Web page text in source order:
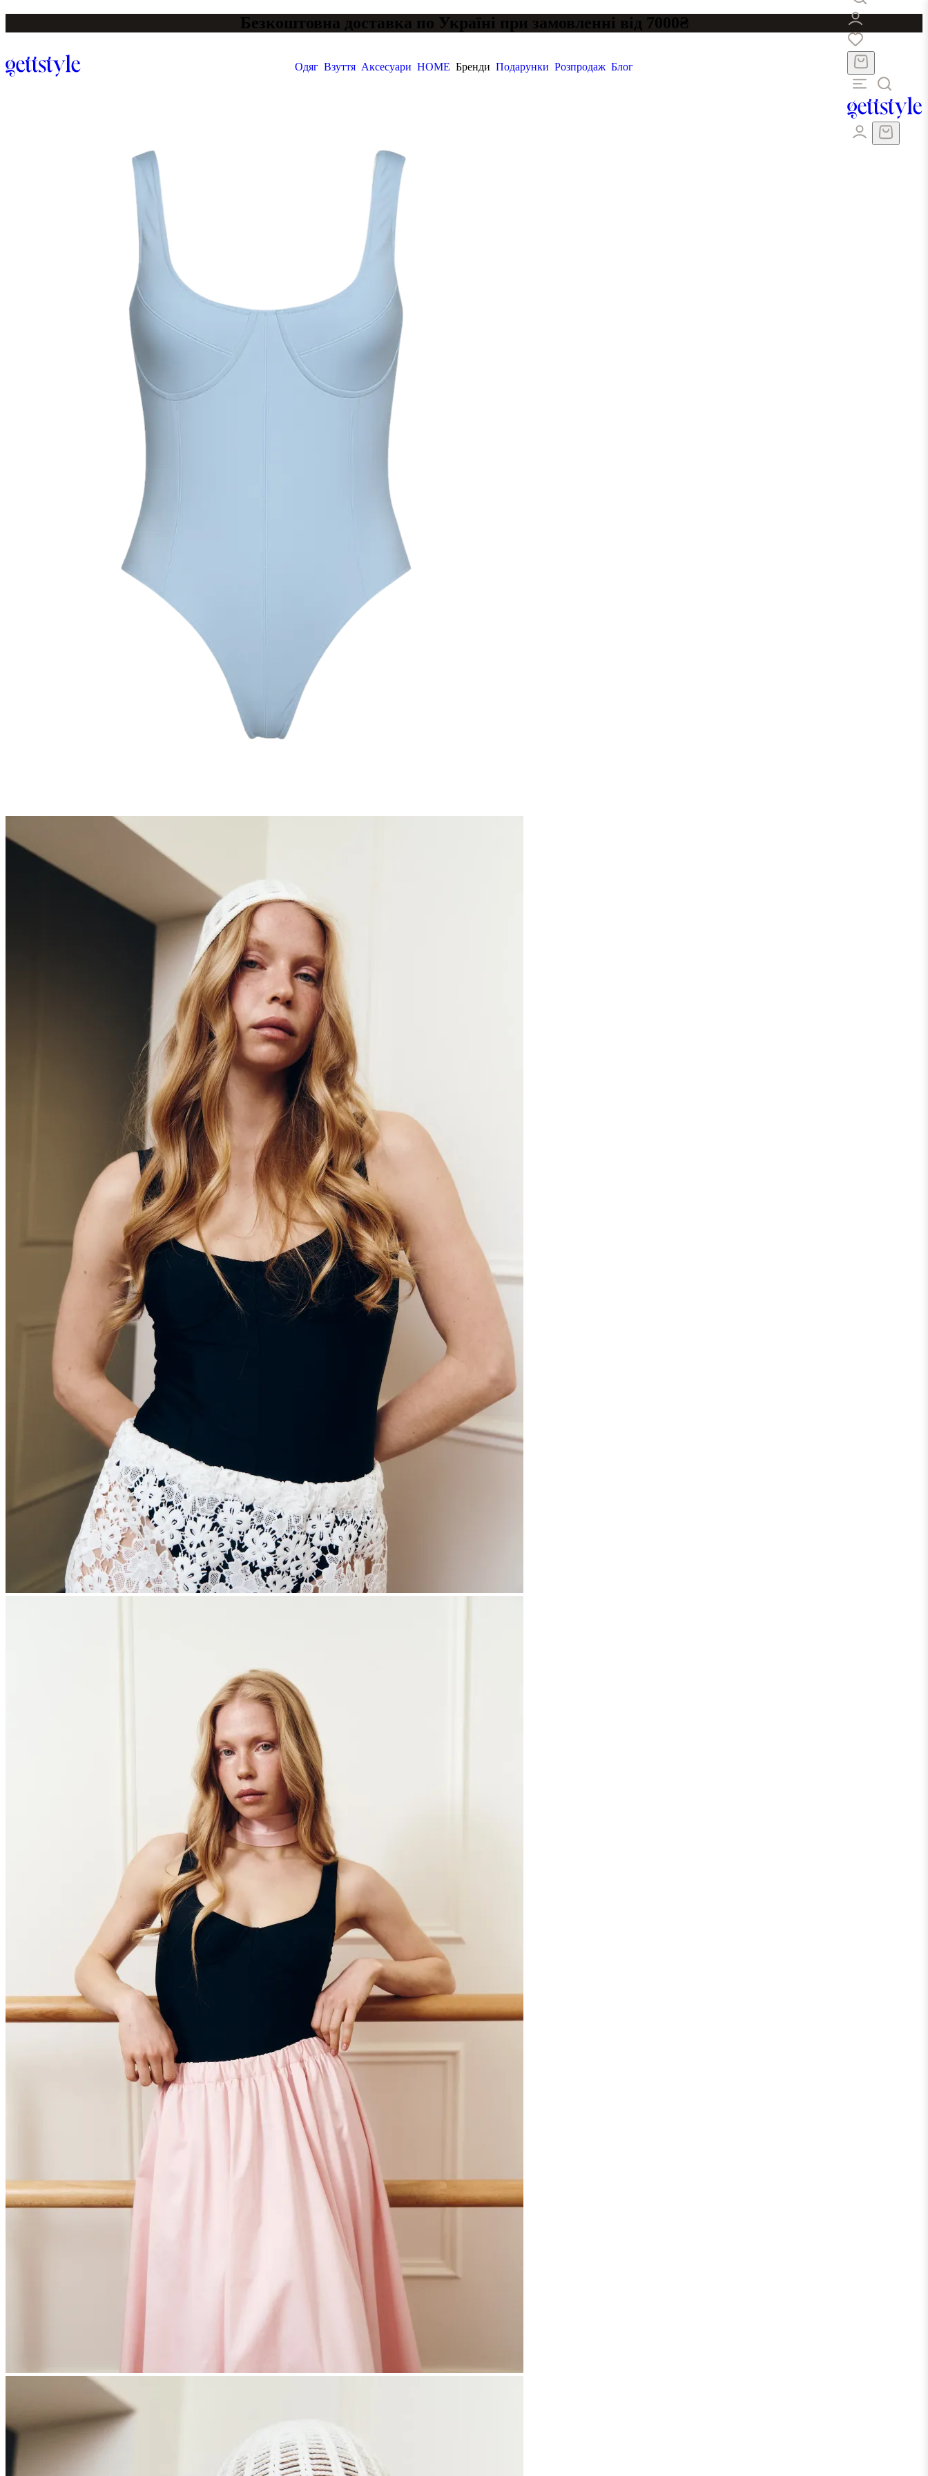
Безкоштовна доставка по Україні при замовленні від 7000₴
Одяг Взуття Аксесуари HOME Бренди Подарунки Розпродаж Блог